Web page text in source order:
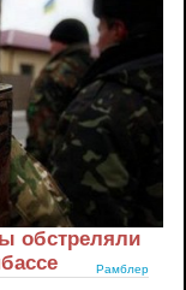
обстреляли
Рамблер